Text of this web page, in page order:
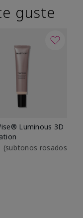
guste
Luminous 3D
(subtonos rosados